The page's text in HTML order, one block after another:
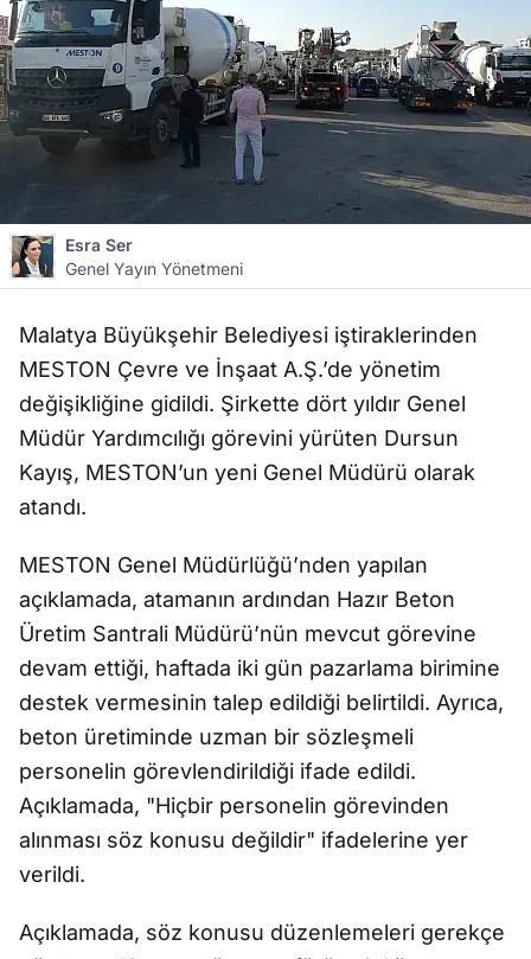
Esra Ser
Genel Yayın Yönetmeni
Malatya Büyükşehir Belediyesi iştiraklerinden
MESTON Çevre ve İnşaat A.Ş.’de yönetim
değişikliğine gidildi. Şirkette dört yıldır Genel
Müdür Yardımcılığı görevini yürüten Dursun
Kayış, MESTON’un yeni Genel Müdürü olarak
atandı.
MESTON Genel Müdürlüğü’nden yapılan
açıklamada, atamanın ardından Hazır Beton
Üretim Santrali Müdürü’nün mevcut görevine
devam ettiği, haftada iki gün pazarlama birimine
destek vermesinin talep edildiği belirtildi. Ayrıca,
beton üretiminde uzman bir sözleşmeli
personelin görevlendirildiği ifade edildi.
Açıklamada, "Hiçbir personelin görevinden
alınması söz konusu değildir" ifadelerine yer
verildi.
Açıklamada, söz konusu düzenlemeleri gerekçe